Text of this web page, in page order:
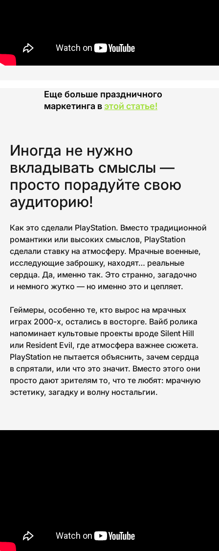
Еще больше праздничного
маркетинга в этой статье!
Иногда не нужно
вкладывать смыслы —
просто порадуйте свою
аудиторию!
Как это сделали PlayStation. Вместо традиционной
романтики или высоких смыслов, PlayStation
сделали ставку на атмосферу. Мрачные военные,
исследующие заброшку, находят… реальные
сердца. Да, именно так. Это странно, загадочно
и немного жутко — но именно это и цепляет.
Геймеры, особенно те, кто вырос на мрачных
играх 2000-х, остались в восторге. Вайб ролика
напоминает культовые проекты вроде Silent Hill
или Resident Evil, где атмосфера важнее сюжета.
PlayStation не пытается объяснить, зачем сердца
в спрятали, или что это значит. Вместо этого они
просто дают зрителям то, что те любят: мрачную
эстетику, загадку и волну ностальгии.